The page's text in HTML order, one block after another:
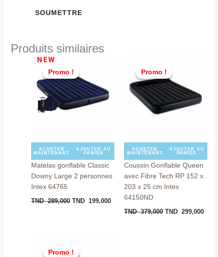
Produits similaires
Promo !
NEW
Promo !
ACHETER
MAINTENANT
AJOUTER AU
PANIER
Matelas gonflable Classic
Downy Large 2 personnes
Intex 64765
TND289,000
initial
était :
TND
289,000.
TND 199,000
199,000.
Promo !
Promo !
ACHETER
MAINTENANT
AJOUTER AU
PANIER
Coussin Gonflable Queen
avec Fibre Tech RP 152 x
203 x 25 cm Intex
64150ND
TND379,000
initial
était :
TND
379,000.
TND 299,000
Promo !
Promo !initial